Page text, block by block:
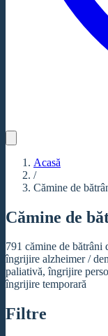
Acasă
/
Cămine de
Cămine de
791 cămine de bătrâni
îngrijire alzheimer /
paliativă, îngrijire
îngrijire temporară
Filtre